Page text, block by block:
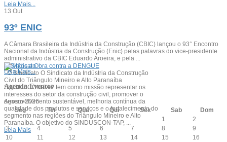
O Sindicato
O Sindicato O Sindicato da Indústria da Construção
Civil do Triângulo Mineiro e Alto Paranaíba
SINDUSCON-TAP tem como missão representar os
interesses do setor da construção civil, promover o
desenvolvimento sustentável, melhoria contínua da
qualidade dos produtos e serviços e o fortalecimento do
segmento nas regiões do Triângulo Mineiro e Alto
Paranaíba. O objetivo do SINDUSCON-TAP, ...
Leia Mais
Leia Mais...
13 Out
93º ENIC
A Câmara Brasileira da Indústria da Construção (CBIC) lançou o 93° Encontro
Nacional da Indústria da Construção (Enic) pelas palavras do vice-presidente
administrativo da CBIC Eduardo Aroeira, e pela ...
Leia Mais...
Agenda Eventos
Agosto 2026
Seg
Ter Qua Qui Sex Sab
Dom
1
2
3
4 5 6 7 8
9
10
11 12 13 14 15
16